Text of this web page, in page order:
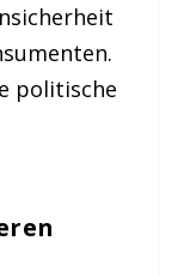
politische